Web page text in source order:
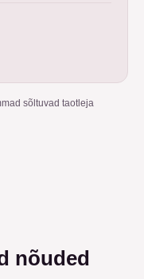
sõltuvad taotleja
nõuded